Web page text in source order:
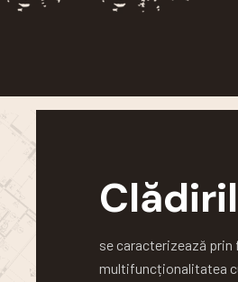
se caracterizează
multifuncționalitatea